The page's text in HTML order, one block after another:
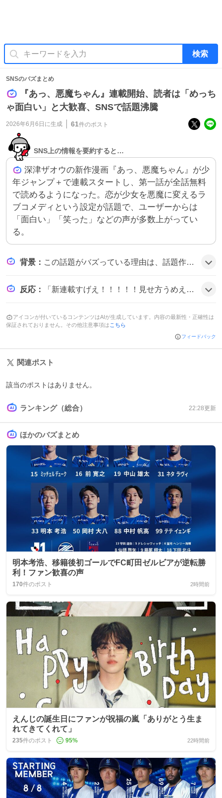
検索
SNSのバズまとめ
『あっ、悪魔ちゃん』連載開始、読者は「めっち
ゃ面白い」と大歓喜、SNSで話題沸騰
2026年6月6日 に生成 61件のポスト
SNS上の情報を要約すると…
深津ザオウの新作漫画『あっ、悪魔ちゃん』が少
年ジャンプ＋で連載スタートし、第一話が全話無料
で読めるようになった。恋が少女を悪魔に変えるラ
ブコメディという設定が話題で、ユーザーからは
「面白い」「笑った」などの声が多数上がってい
る。
背景 ： この話題がバズっている理由は、話題作家・深津ザオウの新連載という期待感と、恋と悪魔という斬新な設定、さらに第一話が全話無料で読めるというハードルの低さが相まって、読者の好奇心を刺激したことにあるようだ。
反応 ： 「新連載すげえ！！！！！見せ方うめえ！！！！！おもしろ！！！」や「めっちゃ面白かった」、さらに「笑った」「爆笑してしまった」など、投稿者は楽しさや衝撃を次々に口にしている様子だ。
アイコンが付いているコンテンツはAIが生成しています。内容の最新性・正確性は
保証されておりません。その他注意事項は こちら
フィードバック
関連ポスト
該当のポストはありません。
ランキング（総合） 22:28更新
ほかのバズまとめ
明本考浩、移籍後初ゴールでFC町田ゼルビアが逆転勝
利！ファン歓喜の声
170件のポスト 2時間前
えんじの誕生日にファンが祝福の嵐「ありがとう生ま
れてきてくれて」
235件のポスト 95% 22時間前